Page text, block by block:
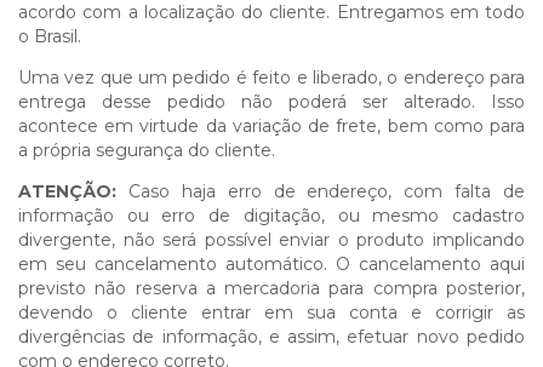
acordo com a localização do cliente. Entregamos em todo
o Brasil.
Uma vez que um pedido é feito e liberado, o endereço para
entrega desse pedido não poderá ser alterado. Isso
acontece em virtude da variação de frete, bem como para
a própria segurança do cliente.
ATENÇÃO: Caso haja erro de endereço, com falta de
informação ou erro de digitação, ou mesmo cadastro
divergente, não será possível enviar o produto implicando
em seu cancelamento automático. O cancelamento aqui
previsto não reserva a mercadoria para compra posterior,
devendo o cliente entrar em sua conta e corrigir as
divergências de informação, e assim, efetuar novo pedido
com o endereço correto.